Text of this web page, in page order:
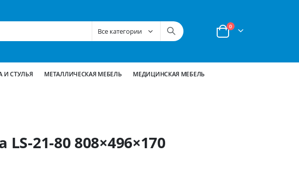
Корзина
0позиции
И СТУЛЬЯ МЕТАЛЛИЧЕСКАЯ МЕБЕЛЬ МЕДИЦИНСКАЯ МЕБЕЛЬ
LS-21-80 808×496×170